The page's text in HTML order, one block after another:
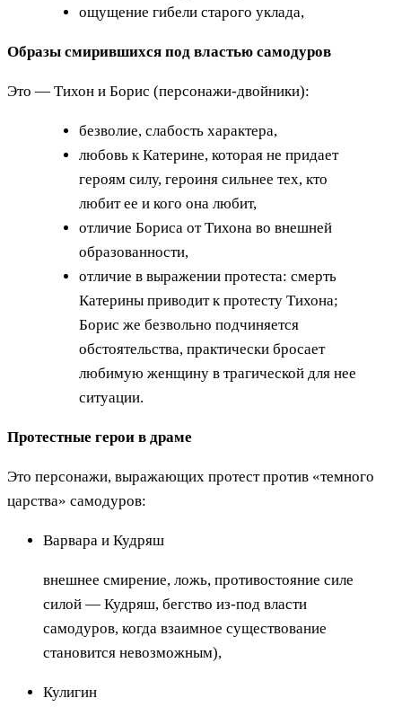
ощущение гибели старого уклада,
Образы смирившихся под властью самодуров
Это — Тихон и Борис (персонажи-двойники):
безволие, слабость характера,
любовь к Катерине, которая не придает
героям силу, героиня сильнее тех, кто
любит ее и кого она любит,
отличие Бориса от Тихона во внешней
образованности,
отличие в выражении протеста: смерть
Катерины приводит к протесту Тихона;
Борис же безвольно подчиняется
обстоятельства, практически бросает
любимую женщину в трагической для нее
ситуации.
Протестные герои в драме
Это персонажи, выражающих протест против «темного
царства» самодуров:
Варвара и Кудряш
внешнее смирение, ложь, противостояние силе
силой — Кудряш, бегство из-под власти
самодуров, когда взаимное существование
становится невозможным),
Кулигин